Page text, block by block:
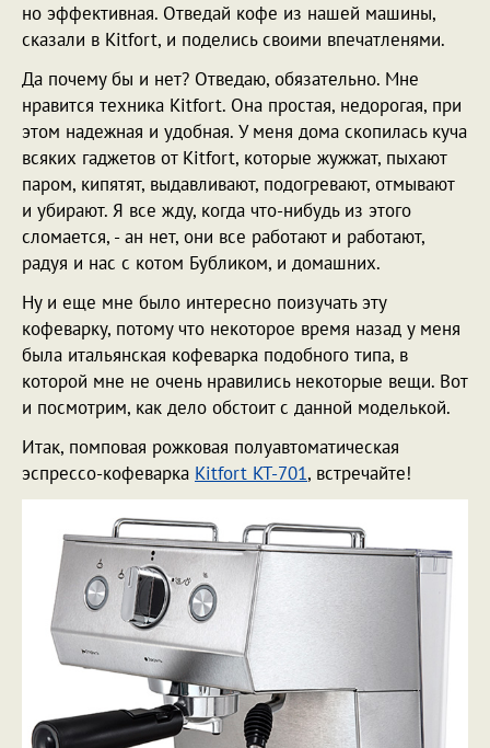
но эффективная. Отведай кофе из нашей машины,
сказали в Kitfort, и поделись своими впечатленями.
Да почему бы и нет? Отведаю, обязательно. Мне
нравится техника Kitfort. Она простая, недорогая, при
этом надежная и удобная. У меня дома скопилась куча
всяких гаджетов от Kitfort, которые жужжат, пыхают
паром, кипятят, выдавливают, подогревают, отмывают
и убирают. Я все жду, когда что-нибудь из этого
сломается, - ан нет, они все работают и работают,
радуя и нас с котом Бубликом, и домашних.
Ну и еще мне было интересно поизучать эту
кофеварку, потому что некоторое время назад у меня
была итальянская кофеварка подобного типа, в
которой мне не очень нравились некоторые вещи. Вот
и посмотрим, как дело обстоит с данной моделькой.
Итак, помповая рожковая полуавтоматическая
эспрессо-кофеварка Kitfort KT-701, встречайте!